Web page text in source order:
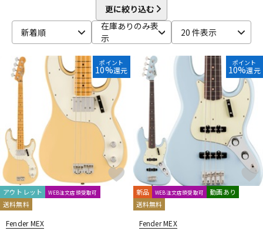
更に絞り込む
新着順
在庫ありのみ表
示
20 件表示
ポイント
10%還元
アウトレット WEB注文店頭受取可
送料無料
Fender MEX
ポイント
10%還元
新品 WEB注文店頭受取可
動画あり
送料無料
Fender MEX